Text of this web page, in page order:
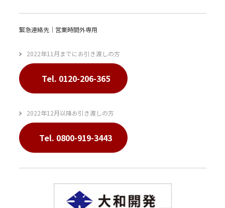
緊急連絡先｜営業時間外専用
2022年11月までにお引き渡しの方
Tel. 0120-206-365
2022年12月以降お引き渡しの方
Tel. 0800-919-3443